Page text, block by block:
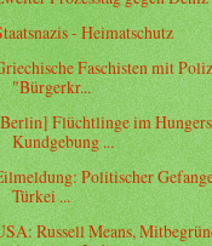
- Heimatschutz
Faschisten mit
"Bürgerkr...
Flüchtlinge im
Kundgebung ...
Politischer
Türkei ...
Russell Means,